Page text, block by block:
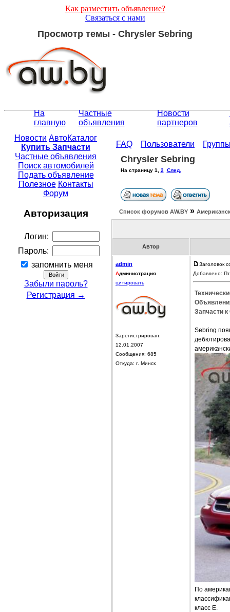
Как разместить объявление?
Связаться с нами
Просмотр темы - Chrysler Sebring
На
главную
Частные
объявления
Новости
партнеров
Новости АвтоКаталог
Купить Запчасти
Частные объявления
Поиск автомобилей
Подать объявление
Полезное Контакты
Форум
Авторизация
Логин:
Пароль:
запомнить меня
Забыли пароль?
Регистрация →
FAQ Пользователи
Chrysler Sebring
На страницу 1 2 След.
Список форумов АW.BY »
Автор
admin
Администрация
цитировать
Зарегистрирован:
12.01.2007
Сообщения: 685
Откуда: г. Минск
Заголовок
Добавлено:
Запчасти
Sebring
По
класс Е.